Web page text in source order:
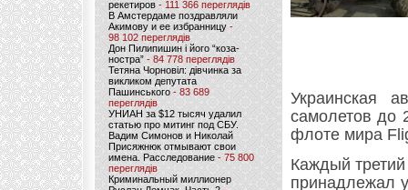
рекетиров - 111 366 переглядів
В Амстердаме поздравляли
Акимову и ее избранницу -
98 102 переглядів
Дон Пилипишин і його “коза-
ностра” - 84 778 переглядів
Тетяна Чорновіл: дівчинка за
викликом депутата
Пашинського- 83 689
переглядів
УНИАН за $12 тысяч удалил
статью про митинг под СБУ.
Вадим Симонов и Николай
Присяжнюк отмывают свои
имена. Расследование - 75 800
переглядів
Криминальный миллионер
Украинская
самолетов до
флоте мира
Каждый
принадлежал